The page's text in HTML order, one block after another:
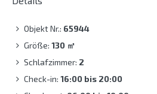
Objekt Nr.: 65944
Größe: 130 ㎡
Schlafzimmer: 2
Check-in: 16:00 bis 20:00